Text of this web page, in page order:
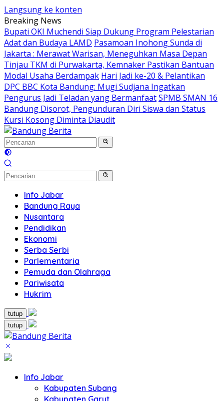
Langsung ke konten
Breaking News
Bupati OKI Muchendi Siap Dukung Program Pelestarian
Adat dan Budaya LAMD Pasamoan Inohong Sunda di
Jakarta : Merawat Warisan, Meneguhkan Masa Depan
Tinjau TKM di Purwakarta, Kemnaker Pastikan Bantuan
Modal Usaha Berdampak Hari Jadi ke-20 & Pelantikan
DPC BBC Kota Bandung: Mugi Sudjana Ingatkan
Pengurus Jadi Teladan yang BermanfaatSPMB SMAN 16
Bandung Disorot, Pengunduran Diri Siswa dan Status
Kursi Kosong Diminta Diaudit
Info Jabar
Bandung Raya
Nusantara
Pendidikan
Ekonomi
Serba Serbi
Parlementaria
Pemuda dan Olahraga
Pariwisata
Hukrim
tutup
tutup
Info Jabar
Kabupaten Subang
Kabupaten Garut